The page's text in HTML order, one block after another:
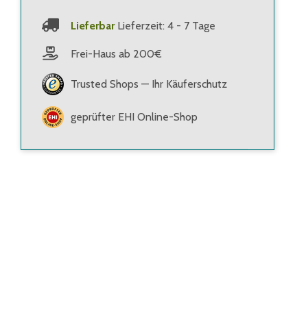
Lieferbar Lieferzeit: 4 - 7 Tage
Frei-Haus ab 200€
Trusted Shops — Ihr Käuferschutz
geprüfter EHI Online-Shop